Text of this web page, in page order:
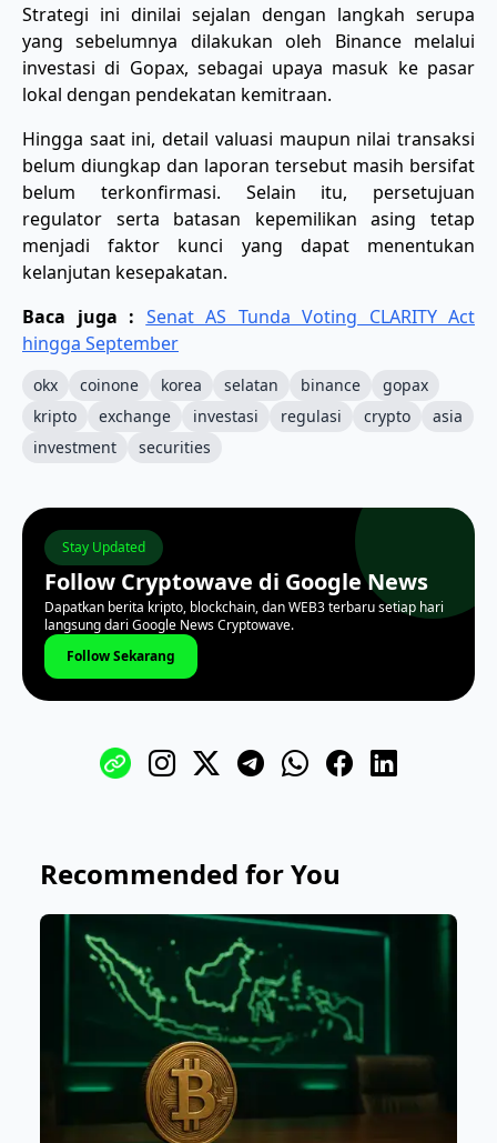
Strategi ini dinilai sejalan dengan langkah serupa
yang sebelumnya dilakukan oleh Binance melalui
investasi di Gopax, sebagai upaya masuk ke pasar
lokal dengan pendekatan kemitraan.
Hingga saat ini, detail valuasi maupun nilai transaksi
belum diungkap dan laporan tersebut masih bersifat
belum terkonfirmasi. Selain itu, persetujuan
regulator serta batasan kepemilikan asing tetap
menjadi faktor kunci yang dapat menentukan
kelanjutan kesepakatan.
Baca juga : Senat AS Tunda Voting CLARITY Act
hingga September
okx coinone korea selatan binance
gopax
kripto
exchange investasi regulasi crypto
asia
investment
securities
Stay Updated
Follow Cryptowave di Google News
Dapatkan berita kripto, blockchain, dan WEB3 terbaru setiap hari
langsung dari Google News Cryptowave.
Follow Sekarang
Recommended for You